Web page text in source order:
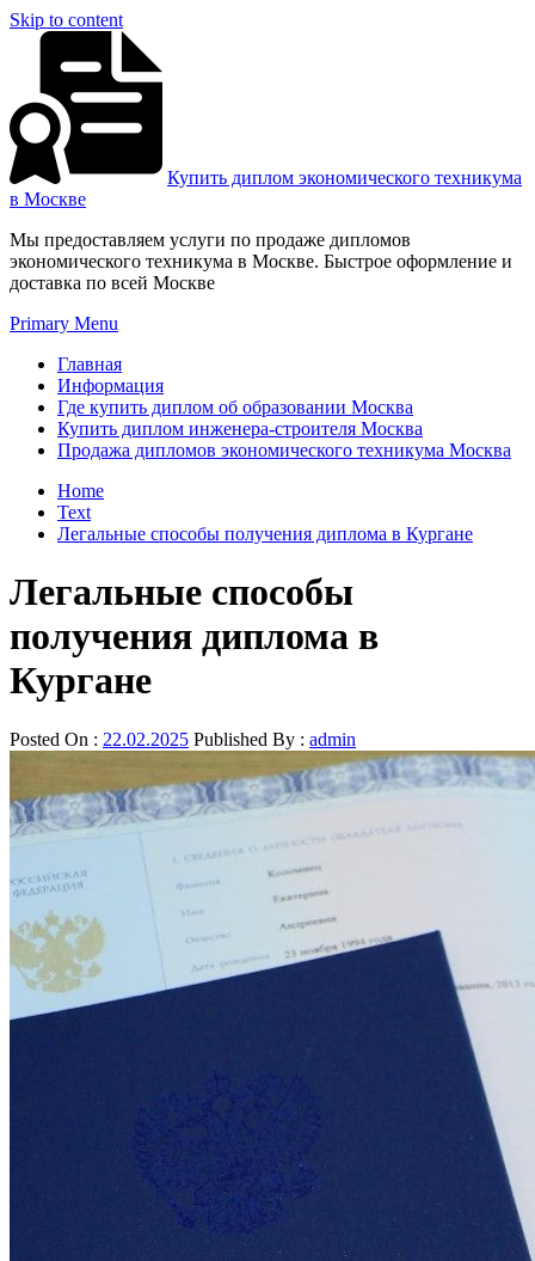
Skip to content
Купить диплом экономического техникума
в Москве
Мы предоставляем услуги по продаже дипломов
экономического техникума в Москве. Быстрое оформление и
доставка по всей Москве
Primary Menu
Главная
Информация
Где купить диплом об образовании Москва
Купить диплом инженера-строителя Москва
Продажа дипломов экономического техникума Москва
Home
Text
Легальные способы получения диплома в Кургане
Легальные способы
получения диплома в
Кургане
Posted On : 22.02.2025 Published By : admin